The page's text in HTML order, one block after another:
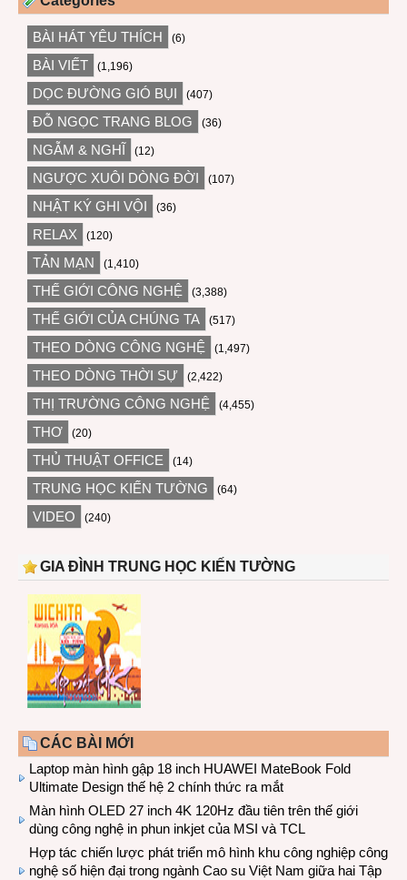
BÀI HÁT YÊU THÍCH (6)
BÀI VIẾT (1,196)
DỌC ĐƯỜNG GIÓ BỤI (407)
ĐỖ NGỌC TRANG BLOG (36)
NGẪM & NGHĨ (12)
NGƯỢC XUÔI DÒNG ĐỜI (107)
NHẬT KÝ GHI VỘI (36)
RELAX (120)
TẢN MẠN (1,410)
THẾ GIỚI CÔNG NGHỆ (3,388)
THẾ GIỚI CỦA CHÚNG TA (517)
THEO DÒNG CÔNG NGHỆ (1,497)
THEO DÒNG THỜI SỰ (2,422)
THỊ TRƯỜNG CÔNG NGHỆ (4,455)
THƠ (20)
THỦ THUẬT OFFICE (14)
TRUNG HỌC KIẾN TƯỜNG (64)
VIDEO (240)
GIA ĐÌNH TRUNG HỌC KIẾN TƯỜNG
CÁC BÀI MỚI
Laptop màn hình gập 18 inch HUAWEI MateBook Fold
Ultimate Design thế hệ 2 chính thức ra mắt
Màn hình OLED 27 inch 4K 120Hz đầu tiên trên thế giới
dùng công nghệ in phun inkjet của MSI và TCL
Hợp tác chiến lược phát triển mô hình khu công nghiệp công
nghệ số hiện đại trong ngành Cao su Việt Nam giữa hai Tập